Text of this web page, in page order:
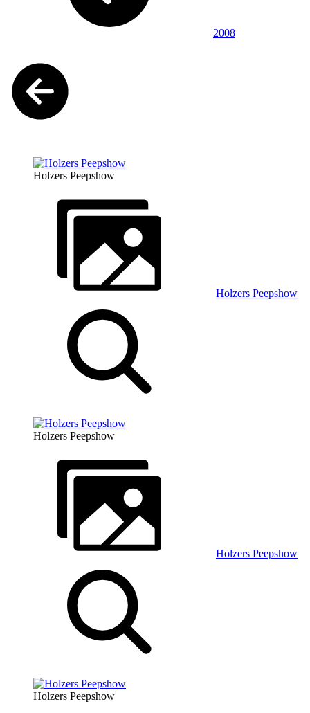
2008
Holzers Peepshow
Holzers Peepshow
Holzers Peepshow
Holzers Peepshow
Holzers Peepshow